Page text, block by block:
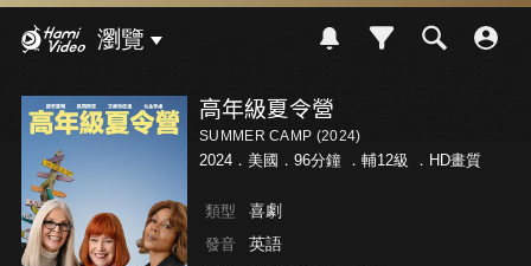
瀏覽
高年級夏令營
SUMMER CAMP (2024)
2024．美國．96分鐘 ． 輔12級 ．HD畫質
類型 喜劇
發音 英語